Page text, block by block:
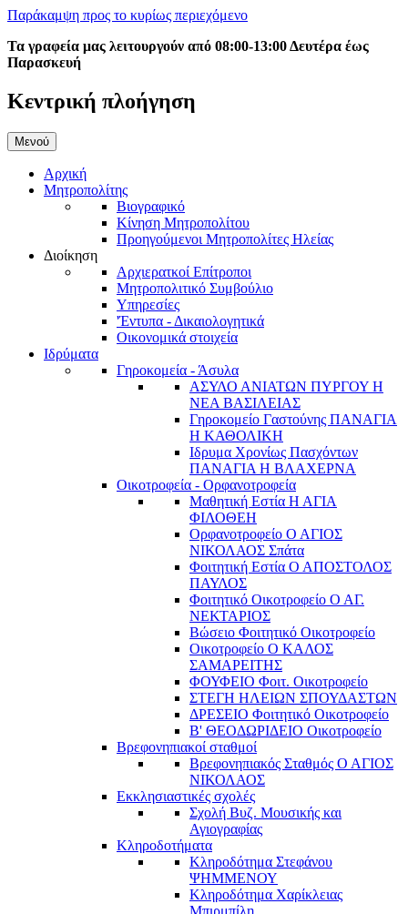
Παράκαμψη προς το κυρίως περιεχόμενο
Τα γραφεία μας λειτουργούν από 08:00-13:00 Δευτέρα έως
Παρασκευή
Κεντρική πλοήγηση
Μενού
Αρχική
Μητροπολίτης
Βιογραφικό
Κίνηση Μητροπολίτου
Προηγούμενοι Μητροπολίτες Ηλείας
Διοίκηση
Αρχιερατκοί Επίτροποι
Μητροπολιτικό Συμβούλιο
Υπηρεσίες
'Έντυπα - Δικαιολογητικά
Οικονομικά στοιχεία
Ιδρύματα
Γηροκομεία - Άσυλα
ΑΣΥΛΟ ΑΝΙΑΤΩΝ ΠΥΡΓΟΥ Η
ΝΕΑ ΒΑΣΙΛΕΙΑΣ
Γηροκομείο Γαστούνης ΠΑΝΑΓΙΑ
Η ΚΑΘΟΛΙΚΗ
Ιδρυμα Χρονίως Πασχόντων
ΠΑΝΑΓΙΑ Η ΒΛΑΧΕΡΝΑ
Οικοτροφεία - Ορφανοτροφεία
Μαθητική Εστία Η ΑΓΙΑ
ΦΙΛΟΘΕΗ
Ορφανοτροφείο Ο ΑΓΙΟΣ
ΝΙΚΟΛΑΟΣ Σπάτα
Φοιτητική Εστία Ο ΑΠΟΣΤΟΛΟΣ
ΠΑΥΛΟΣ
Φοιτητικό Οικοτροφείο Ο ΑΓ.
ΝΕΚΤΑΡΙΟΣ
Βώσειο Φοιτητικό Οικοτροφείο
Οικοτροφείο Ο ΚΑΛΟΣ
ΣΑΜΑΡΕΙΤΗΣ
ΦΟΥΦΕΙΟ Φοιτ. Οικοτροφείο
ΣΤΕΓΗ ΗΛΕΙΩΝ ΣΠΟΥΔΑΣΤΩΝ
ΔΡΕΣΕΙΟ Φοιτητικό Οικοτροφείο
Β' ΘΕΟΔΩΡΙΔΕΙΟ Οικοτροφείο
Βρεφονηπιακοί σταθμοί
Βρεφονηπιακός Σταθμός Ο ΑΓΙΟΣ
ΝΙΚΟΛΑΟΣ
Εκκλησιαστικές σχολές
Σχολή Βυζ. Μουσικής και
Αγιογραφίας
Κληροδοτήματα
Κληροδότημα Στεφάνου
ΨΗΜΜΕΝΟΥ
Κληροδότημα Χαρίκλειας
Μπιρμπίλη